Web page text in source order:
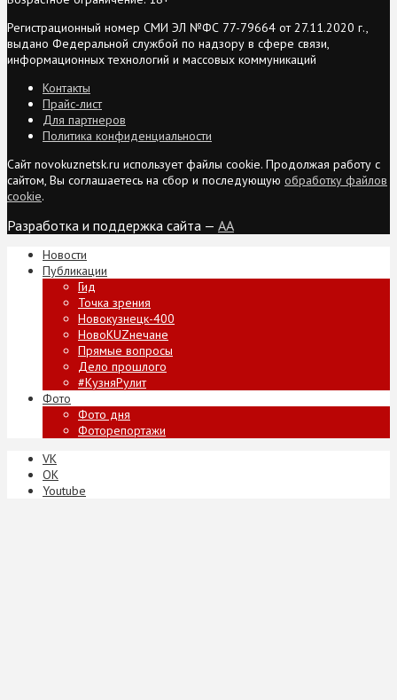
Регистрационный номер СМИ ЭЛ №ФС 77-79664 от 27.11.2020 г.,
выдано Федеральной службой по надзору в сфере связи,
информационных технологий и массовых коммуникаций
Контакты
Прайс-лист
Для партнеров
Политика конфиденциальности
Сайт novokuznetsk.ru использует файлы cookie. Продолжая работу с
сайтом, Вы соглашаетесь на сбор и последующую обработку файлов
cookie.
Разработка и поддержка сайта — AA
Новости
Публикации
Гид
Точка зрения
Новокузнецк-400
НовоKUZнечане
Прямые вопросы
Дело прошлого
#КузняРулит
Фото
Фото дня
Фоторепортажи
VK
ОК
Youtube